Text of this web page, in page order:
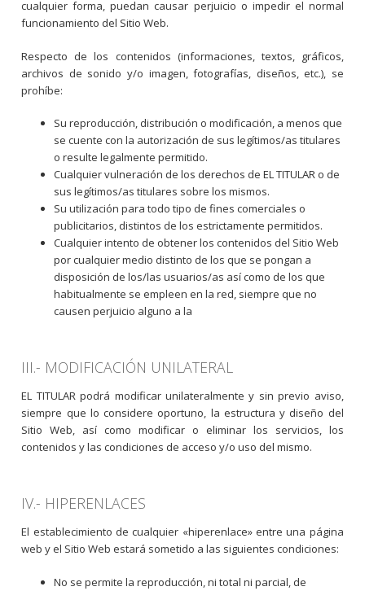
cualquier forma, puedan causar perjuicio o impedir el normal
funcionamiento del Sitio Web.
Respecto de los contenidos (informaciones, textos, gráficos,
archivos de sonido y/o imagen, fotografías, diseños, etc.), se
prohíbe:
Su reproducción, distribución o modificación, a menos que
se cuente con la autorización de sus legítimos/as titulares
o resulte legalmente permitido.
Cualquier vulneración de los derechos de EL TITULAR o de
sus legítimos/as titulares sobre los mismos.
Su utilización para todo tipo de fines comerciales o
publicitarios, distintos de los estrictamente permitidos.
Cualquier intento de obtener los contenidos del Sitio Web
por cualquier medio distinto de los que se pongan a
disposición de los/las usuarios/as así como de los que
habitualmente se empleen en la red, siempre que no
causen perjuicio alguno a la
III.- MODIFICACIÓN UNILATERAL
EL TITULAR podrá modificar unilateralmente y sin previo aviso,
siempre que lo considere oportuno, la estructura y diseño del
Sitio Web, así como modificar o eliminar los servicios, los
contenidos y las condiciones de acceso y/o uso del mismo.
IV.- HIPERENLACES
El establecimiento de cualquier «hiperenlace» entre una página
web y el Sitio Web estará sometido a las siguientes condiciones:
No se permite la reproducción, ni total ni parcial, de